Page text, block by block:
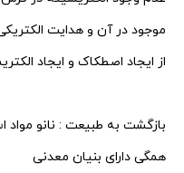
موجود در آن و هدایت
از ایجاد اصطکاک و ایجاد
بازگشت به طبیعت : نانو مواد
همگی دارای بنیان معدنی